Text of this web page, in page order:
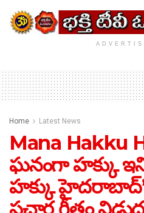
Home Latest News
Mana Hakku
ఘనంగా హక్కు
హక్కు హైదరాబాద్’